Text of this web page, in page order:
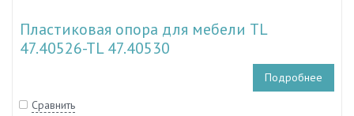
Пластиковая опора для мебели TL
47.40526-TL 47.40530
Подробнее
Сравнить